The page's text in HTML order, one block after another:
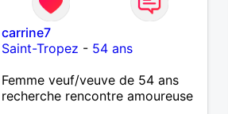
carrine7
Saint-Tropez - 54 ans
Femme veuf/veuve de 54 ans
recherche rencontre amoureuse